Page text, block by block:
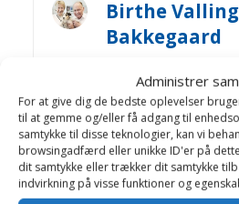
Administrer
For at give dig de bedste oplevelser
til at gemme og/eller få adgang til
samtykke til disse teknologier, kan vi
browsingadfærd eller unikke ID'er på
dit samtykke eller trækker dit samtykke
indvirkning på visse funktioner og
Birthe Valling
Bakkegaard
arbejder Birthe
kolleger på Helsinge
Jens Bakkegaard:
Hillerød
Hestehospital. En
mange spændende